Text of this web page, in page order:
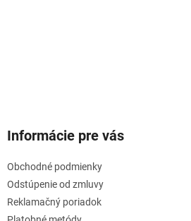
Informácie pre vás
Obchodné podmienky
Odstúpenie od zmluvy
Reklamačný poriadok